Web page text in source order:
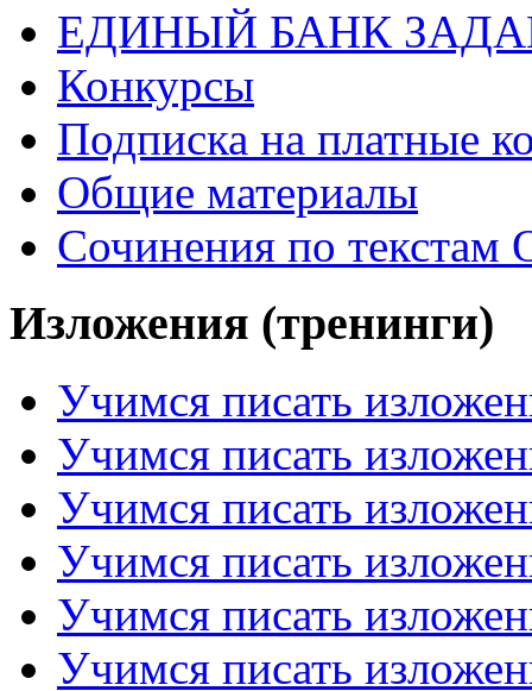
ЕДИНЫЙ БАНК
Конкурсы
Подписка на платные
Общие материалы
Сочинения по текстам
Изложения (тренинги)
Учимся писать
Учимся писать
Учимся писать
Учимся писать
Учимся писать
Учимся писать